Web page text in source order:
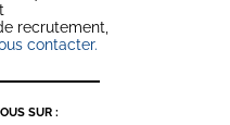
recrutement,
contacter.
SUR :